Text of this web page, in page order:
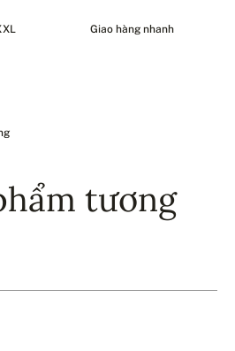
Giao hàng nhanh
tương